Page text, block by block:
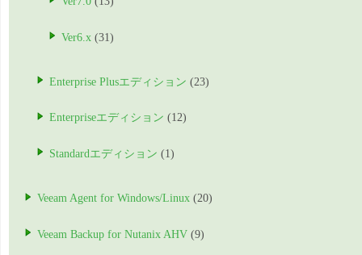
Ver6.x (31)
Enterprise Plusエディション (23)
Enterpriseエディション (12)
Standardエディション (1)
Veeam Agent for Windows/Linux (20)
Veeam Backup for Nutanix AHV (9)